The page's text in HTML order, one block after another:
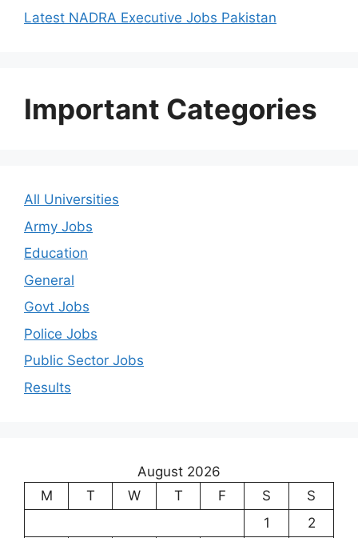
Latest NADRA Executive Jobs Pakistan
Important Categories
All Universities
Army Jobs
Education
General
Govt Jobs
Police Jobs
Public Sector Jobs
Results
August 2026
M
T W T F S
S
1
2